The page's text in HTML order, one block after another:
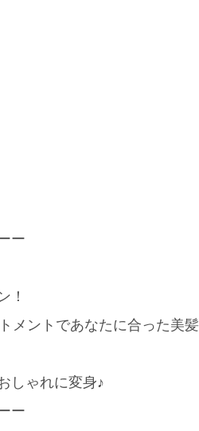
ー
！
メントであなたに合った美
しゃれに変身♪
ー